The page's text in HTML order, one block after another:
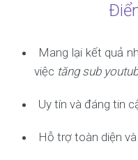
Mang lại kết quả
việc tăng sub
Uy tín và đáng tin
Hỗ trợ toàn diện